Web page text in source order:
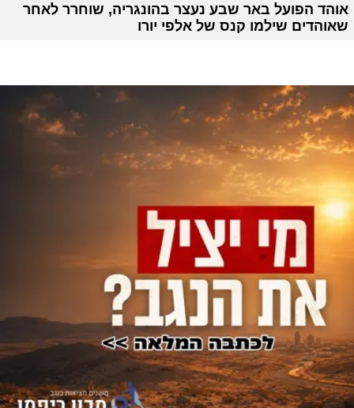
אוהד הפועל באר שבע נעצר בהונגריה, שוחרר לאחר
שאוהדים שילמו קנס של אלפי יורו